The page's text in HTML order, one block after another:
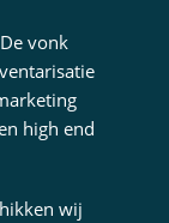
vonk
high end
wij